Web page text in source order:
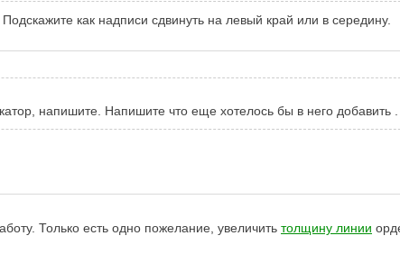
как надписи сдвинуть на левый край или в середину.
напишите. Напишите что еще хотелось бы в него добавить .
Только есть одно пожелание, увеличить толщину линии